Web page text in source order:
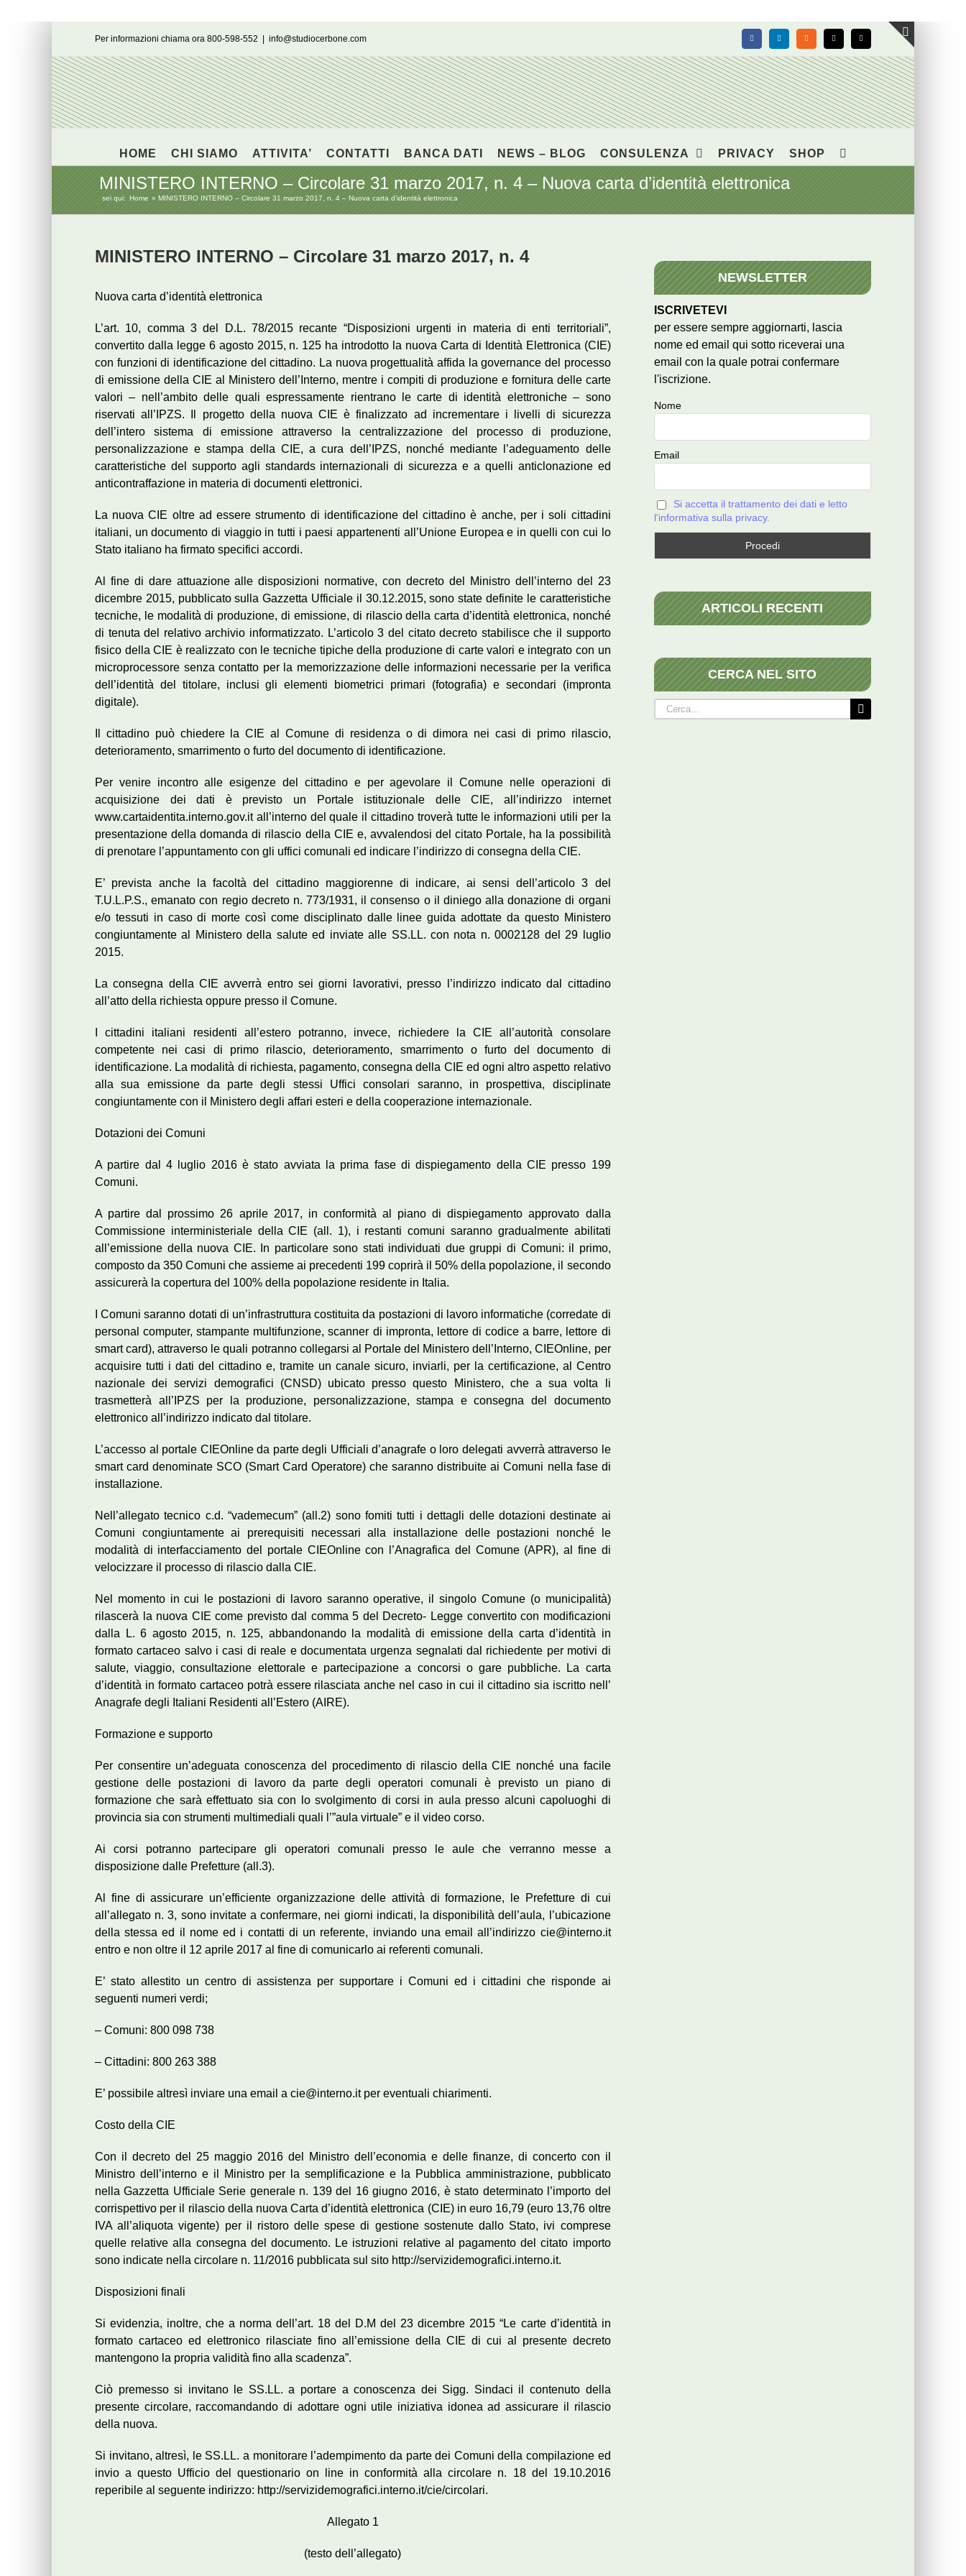
Per informazioni chiama ora 800-598-552 info@studiocerbone.com FacebookLinkedIn Rss X Email
HOME CHI SIAMO ATTIVITA’ CONTATTI BANCA DATI NEWS – BLOG CONSULENZA PRIVACY SHOP
MINISTERO INTERNO – Circolare 31 marzo 2017, n. 4 – Nuova carta d’identità elettronica
sei qui: Home MINISTERO INTERNO – Circolare 31 marzo 2017, n. 4 – Nuova carta d’identità elettronica
MINISTERO INTERNO – Circolare 31 marzo 2017, n. 4
Nuova carta d’identità elettronica
L’art. 10, comma 3 del D.L. 78/2015 recante “Disposizioni urgenti in materia di enti territoriali”,
convertito dalla legge 6 agosto 2015, n. 125 ha introdotto la nuova Carta di Identità Elettronica (CIE)
con funzioni di identificazione del cittadino. La nuova progettualità affida la governance del processo
di emissione della CIE al Ministero dell’Interno, mentre i compiti di produzione e fornitura delle carte
valori – nell’ambito delle quali espressamente rientrano le carte di identità elettroniche – sono
riservati all’IPZS. Il progetto della nuova CIE è finalizzato ad incrementare i livelli di sicurezza
dell’intero sistema di emissione attraverso la centralizzazione del processo di produzione,
personalizzazione e stampa della CIE, a cura dell’IPZS, nonché mediante l’adeguamento delle
caratteristiche del supporto agli standards internazionali di sicurezza e a quelli anticlonazione ed
anticontraffazione in materia di documenti elettronici.
La nuova CIE oltre ad essere strumento di identificazione del cittadino è anche, per i soli cittadini
italiani, un documento di viaggio in tutti i paesi appartenenti all’Unione Europea e in quelli con cui lo
Stato italiano ha firmato specifici accordi.
Al fine di dare attuazione alle disposizioni normative, con decreto del Ministro dell’interno del 23
dicembre 2015, pubblicato sulla Gazzetta Ufficiale il 30.12.2015, sono state definite le caratteristiche
tecniche, le modalità di produzione, di emissione, di rilascio della carta d’identità elettronica, nonché
di tenuta del relativo archivio informatizzato. L’articolo 3 del citato decreto stabilisce che il supporto
fisico della CIE è realizzato con le tecniche tipiche della produzione di carte valori e integrato con un
microprocessore senza contatto per la memorizzazione delle informazioni necessarie per la verifica
dell’identità del titolare, inclusi gli elementi biometrici primari (fotografia) e secondari (impronta
digitale).
Il cittadino può chiedere la CIE al Comune di residenza o di dimora nei casi di primo rilascio,
deterioramento, smarrimento o furto del documento di identificazione.
Per venire incontro alle esigenze del cittadino e per agevolare il Comune nelle operazioni di
acquisizione dei dati è previsto un Portale istituzionale delle CIE, all’indirizzo internet
www.cartaidentita.interno.gov.it all’interno del quale il cittadino troverà tutte le informazioni utili per la
presentazione della domanda di rilascio della CIE e, avvalendosi del citato Portale, ha la possibilità
di prenotare l’appuntamento con gli uffici comunali ed indicare l’indirizzo di consegna della CIE.
E’ prevista anche la facoltà del cittadino maggiorenne di indicare, ai sensi dell’articolo 3 del
T.U.L.P.S., emanato con regio decreto n. 773/1931, il consenso o il diniego alla donazione di organi
e/o tessuti in caso di morte così come disciplinato dalle linee guida adottate da questo Ministero
congiuntamente al Ministero della salute ed inviate alle SS.LL. con nota n. 0002128 del 29 luglio
2015.
La consegna della CIE avverrà entro sei giorni lavorativi, presso l’indirizzo indicato dal cittadino
all’atto della richiesta oppure presso il Comune.
I cittadini italiani residenti all’estero potranno, invece, richiedere la CIE all’autorità consolare
competente nei casi di primo rilascio, deterioramento, smarrimento o furto del documento di
identificazione. La modalità di richiesta, pagamento, consegna della CIE ed ogni altro aspetto relativo
alla sua emissione da parte degli stessi Uffici consolari saranno, in prospettiva, disciplinate
congiuntamente con il Ministero degli affari esteri e della cooperazione internazionale.
Dotazioni dei Comuni
A partire dal 4 luglio 2016 è stato avviata la prima fase di dispiegamento della CIE presso 199
Comuni.
A partire dal prossimo 26 aprile 2017, in conformità al piano di dispiegamento approvato dalla
Commissione interministeriale della CIE (all. 1), i restanti comuni saranno gradualmente abilitati
all’emissione della nuova CIE. In particolare sono stati individuati due gruppi di Comuni: il primo,
composto da 350 Comuni che assieme ai precedenti 199 coprirà il 50% della popolazione, il secondo
assicurerà la copertura del 100% della popolazione residente in Italia.
I Comuni saranno dotati di un’infrastruttura costituita da postazioni di lavoro informatiche (corredate di
personal computer, stampante multifunzione, scanner di impronta, lettore di codice a barre, lettore di
smart card), attraverso le quali potranno collegarsi al Portale del Ministero dell’Interno, CIEOnline, per
acquisire tutti i dati del cittadino e, tramite un canale sicuro, inviarli, per la certificazione, al Centro
nazionale dei servizi demografici (CNSD) ubicato presso questo Ministero, che a sua volta li
trasmetterà all’IPZS per la produzione, personalizzazione, stampa e consegna del documento
elettronico all’indirizzo indicato dal titolare.
L’accesso al portale CIEOnline da parte degli Ufficiali d’anagrafe o loro delegati avverrà attraverso le
smart card denominate SCO (Smart Card Operatore) che saranno distribuite ai Comuni nella fase di
installazione.
Nell’allegato tecnico c.d. “vademecum” (all.2) sono fomiti tutti i dettagli delle dotazioni destinate ai
Comuni congiuntamente ai prerequisiti necessari alla installazione delle postazioni nonché le
modalità di interfacciamento del portale CIEOnline con l’Anagrafica del Comune (APR), al fine di
velocizzare il processo di rilascio dalla CIE.
Nel momento in cui le postazioni di lavoro saranno operative, il singolo Comune (o municipalità)
rilascerà la nuova CIE come previsto dal comma 5 del Decreto- Legge convertito con modificazioni
dalla L. 6 agosto 2015, n. 125, abbandonando la modalità di emissione della carta d’identità in
formato cartaceo salvo i casi di reale e documentata urgenza segnalati dal richiedente per motivi di
salute, viaggio, consultazione elettorale e partecipazione a concorsi o gare pubbliche. La carta
d’identità in formato cartaceo potrà essere rilasciata anche nel caso in cui il cittadino sia iscritto nell’
Anagrafe degli Italiani Residenti all’Estero (AIRE).
Formazione e supporto
Per consentire un’adeguata conoscenza del procedimento di rilascio della CIE nonché una facile
gestione delle postazioni di lavoro da parte degli operatori comunali è previsto un piano di
formazione che sarà effettuato sia con lo svolgimento di corsi in aula presso alcuni capoluoghi di
provincia sia con strumenti multimediali quali l’”aula virtuale” e il video corso.
Ai corsi potranno partecipare gli operatori comunali presso le aule che verranno messe a
disposizione dalle Prefetture (all.3).
Al fine di assicurare un’efficiente organizzazione delle attività di formazione, le Prefetture di cui
all’allegato n. 3, sono invitate a confermare, nei giorni indicati, la disponibilità dell’aula, l’ubicazione
della stessa ed il nome ed i contatti di un referente, inviando una email all’indirizzo cie@interno.it
entro e non oltre il 12 aprile 2017 al fine di comunicarlo ai referenti comunali.
E’ stato allestito un centro di assistenza per supportare i Comuni ed i cittadini che risponde ai
seguenti numeri verdi;
– Comuni: 800 098 738
– Cittadini: 800 263 388
E’ possibile altresì inviare una email a cie@interno.it per eventuali chiarimenti.
Costo della CIE
Con il decreto del 25 maggio 2016 del Ministro dell’economia e delle finanze, di concerto con il
Ministro dell’interno e il Ministro per la semplificazione e la Pubblica amministrazione, pubblicato
nella Gazzetta Ufficiale Serie generale n. 139 del 16 giugno 2016, è stato determinato l’importo del
corrispettivo per il rilascio della nuova Carta d’identità elettronica (CIE) in euro 16,79 (euro 13,76 oltre
IVA all’aliquota vigente) per il ristoro delle spese di gestione sostenute dallo Stato, ivi comprese
quelle relative alla consegna del documento. Le istruzioni relative al pagamento del citato importo
sono indicate nella circolare n. 11/2016 pubblicata sul sito http://servizidemografici.interno.it.
Disposizioni finali
Si evidenzia, inoltre, che a norma dell’art. 18 del D.M del 23 dicembre 2015 “Le carte d’identità in
formato cartaceo ed elettronico rilasciate fino all’emissione della CIE di cui al presente decreto
mantengono la propria validità fino alla scadenza”.
Ciò premesso si invitano le SS.LL. a portare a conoscenza dei Sigg. Sindaci il contenuto della
presente circolare, raccomandando di adottare ogni utile iniziativa idonea ad assicurare il rilascio
della nuova.
Si invitano, altresì, le SS.LL. a monitorare l’adempimento da parte dei Comuni della compilazione ed
invio a questo Ufficio del questionario on line in conformità alla circolare n. 18 del 19.10.2016
reperibile al seguente indirizzo: http://servizidemografici.interno.it/cie/circolari.
Allegato 1
(testo dell’allegato)
NEWSLETTER
ISCRIVETEVI
per essere sempre aggiornarti, lascia
nome ed email qui sotto riceverai una
email con la quale potrai confermare
l'iscrizione.
Nome
Email
Si accetta il trattamento dei dati e letto
l'informativa sulla privacy.
ARTICOLI RECENTI
CERCA NEL SITO
Cerca
per:
Toggle
area
barra
scorrevole